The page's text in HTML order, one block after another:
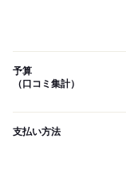
予算
（口コミ集計）
支払い方法